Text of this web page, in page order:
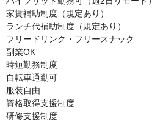
家賃補助制度（規定あり）
ランチ代補助制度（規定あり）
フリードリンク・フリースナック
副業OK
時短勤務制度
自転車通勤可
服装自由
資格取得支援制度
研修支援制度